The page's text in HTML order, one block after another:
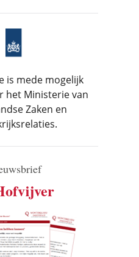
is mede mogelijk
het Ministerie van
Zaken en